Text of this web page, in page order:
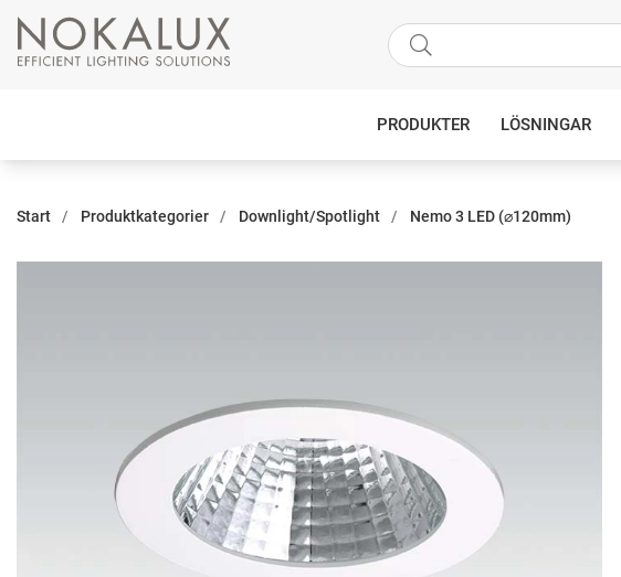
PRODUKTER LÖSNINGAR
Start Produktkategorier Downlight/Spotlight Nemo 3 LED (⌀120mm)